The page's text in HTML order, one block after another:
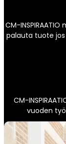
CM-
palauta tuote
CM-
vuoden